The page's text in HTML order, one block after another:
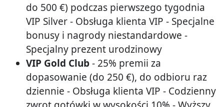
do 500 €) podczas pierwszego tygodnia
VIP Silver - Obsługa klienta VIP - Specjalne
bonusy i nagrody niestandardowe -
Specjalny prezent urodzinowy
VIP Gold Club- 25% premii za
dopasowanie (do 250 €), do odbioru raz
dziennie - Obsługa klienta VIP - Codzienny